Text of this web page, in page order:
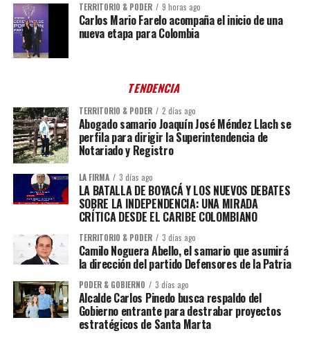
TERRITORIO & PODER 9 horas ago
Carlos Mario Farelo acompaña el inicio de una
nueva etapa para Colombia
TENDENCIA
TERRITORIO & PODER 2 días ago
Abogado samario Joaquín José Méndez Llach se
perfila para dirigir la Superintendencia de
Notariado y Registro
LA FIRMA 3 días ago
LA BATALLA DE BOYACÁ Y LOS NUEVOS DEBATES
SOBRE LA INDEPENDENCIA: UNA MIRADA
CRÍTICA DESDE EL CARIBE COLOMBIANO
TERRITORIO & PODER 3 días ago
Camilo Noguera Abello, el samario que asumirá
la dirección del partido Defensores de la Patria
PODER & GOBIERNO 3 días ago
Alcalde Carlos Pinedo busca respaldo del
Gobierno entrante para destrabar proyectos
estratégicos de Santa Marta